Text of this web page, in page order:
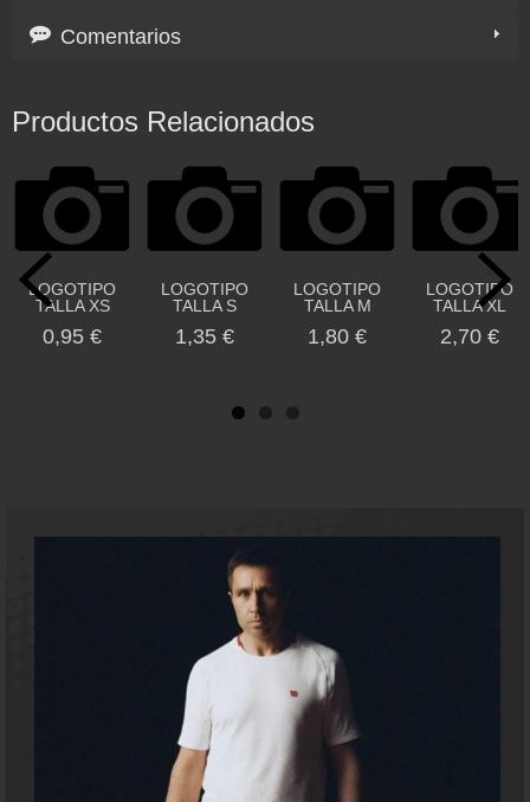
Comentarios
Productos Relacionados
LOGOTIPO
TALLA XS
0,95 €
LOGOTIPO
TALLA S
1,35 €
LOGOTIPO
TALLA M
1,80 €
LOGOTIPO
TALLA XL
2,70 €